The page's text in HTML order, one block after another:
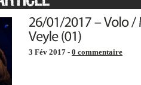
3 Fév 2017 - 0 commentaire